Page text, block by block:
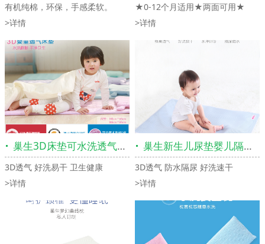
有机纯棉，环保，手感柔软。
>详情
★0-12个月适用★两面可用★
>详情
巢生3D床垫可水洗透气宝宝床褥小学生宿舍用学生床睡垫可定制尺寸
3D透气 好洗易干 卫生健康
>详情
巢生新生儿尿垫婴儿隔尿垫防水可洗初生宝宝隔尿垫透气婴儿用品
3D透气 防水隔尿 好洗速干
>详情